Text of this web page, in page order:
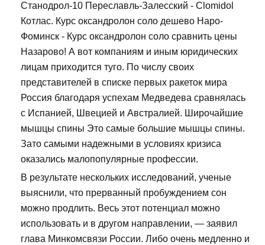
Станодрол-10 Переславль-Залесский - Clomidol
Котлас. Курс оксандролон соло дешево Наро-
Фоминск - Курс оксандролон соло сравнить цены
Назарово! А вот компаниям и иным юридических
лицам приходится туго. По числу своих
представителей в списке первых ракеток мира
Россия благодаря успехам Медведева сравнялась
с Испанией, Швецией и Австралией. Широчайшие
мышцы спины Это самые большие мышцы спины.
Зато самыми надежными в условиях кризиса
оказались малопопулярные профессии.
В результате нескольких исследований, ученые
выяснили, что прерванный пробуждением сон
можно продлить. Весь этот потенциал можно
использовать и в другом направлении, — заявил
глава Минкомсвязи России. Либо очень медленно и